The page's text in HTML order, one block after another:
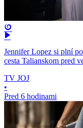
Jennifer Lopez si plní
cesta Talianskom pred
TV JOJ
•
Pred 6 hodinami